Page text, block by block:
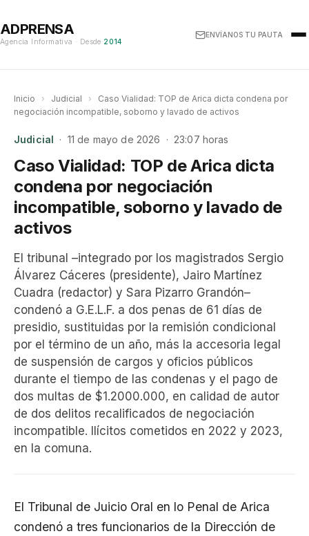
ADPRENSA
Agencia Informativa · Desde 2014
ENVÍANOS TU PAUTA
Inicio › Judicial ›
Caso Vialidad: TOP de Arica dicta condena por
negociación incompatible, soborno y lavado de activos
Judicial · 11 de mayo de 2026 · 23:07 horas
Caso Vialidad: TOP de Arica dicta
condena por negociación
incompatible, soborno y lavado de
activos
El tribunal –integrado por los magistrados Sergio
Álvarez Cáceres (presidente), Jairo Martínez
Cuadra (redactor) y Sara Pizarro Grandón–
condenó a G.E.L.F. a dos penas de 61 días de
presidio, sustituidas por la remisión condicional
por el término de un año, más la accesoria legal
de suspensión de cargos y oficios públicos
durante el tiempo de las condenas y el pago de
dos multas de $1.2000.000, en calidad de autor
de dos delitos recalificados de negociación
incompatible. Ilícitos cometidos en 2022 y 2023,
en la comuna.
El Tribunal de Juicio Oral en lo Penal de Arica
condenó a tres funcionarios de la Dirección de